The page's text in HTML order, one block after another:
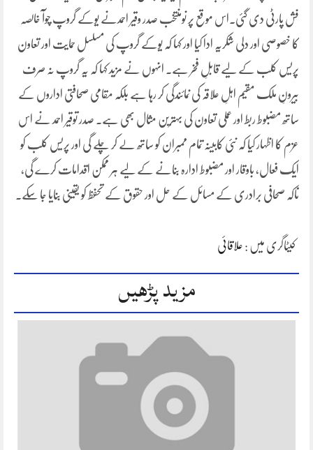
فش پارٹی دی گئی۔اس موقع پر نومنتخب صدر وقیر احمدنے یوکے گروپ چوآ خالصہ
کا خصوصی اور دلی شکریہ ادا کیا اور کہا کہ یوکے گروپ کی مسلسل حمایت اور تعاون
پریس کلب کے لیے قابلِ فخر ہے۔ انہوں نے مزید کہا کہ یہ گروپ نہ صرف
بیرونِ ملک مقیم اہلِ علاقہ کی نمائندگی کر رہا ہے بلکہ مقامی صحافتی اداروں کے
ساتھ مضبوط ربط اور عملی تعاون کی بہترین مثال بھی ہے۔ صدر توقیر احمد نے اس
عزم کا اظہار کیا کہ نئی کابینہ تمام ممبران کو ساتھ لے کر چلے گی اور پریس کلب کو
ایک فعال، باوقار اور مضبوط ادارہ بنانے کے لیے ہر ممکن اقدامات کرے گی،
تاکہ صحافی برادری کے مسائل کے حل اور حقوق کے تحفظ کو یقینی بنایا جا سکے۔
کیٹاگری میں : علاقائی
مزید پڑھیں